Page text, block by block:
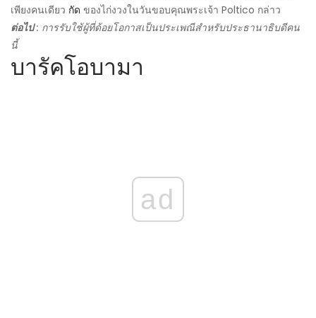
เพียงคนเดียว กัด ของไก่งวงในวันขอบคุณพระเจ้า Poltico กล่าว
ต่อไป: การรับใช้ผู้ที่ด้อยโอกาสเป็นประเพณีสำหรับประธานาธิบดีคน
นี้
บารัคโอบามา
ad